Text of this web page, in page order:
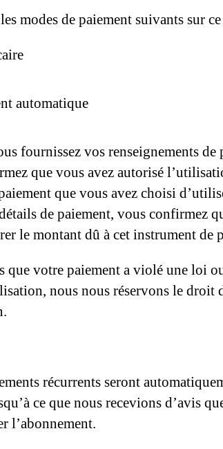
modes de paiement suivants sur
automatique
fournissez vos renseignements de
que vous avez autorisé
que vous avez choisi
de paiement, vous confirmez
le montant dû à cet instrument de
que votre paiement a violé une loi
nous nous réservons le droit
récurrents seront
ce que nous recevions d’avis
l’abonnement.